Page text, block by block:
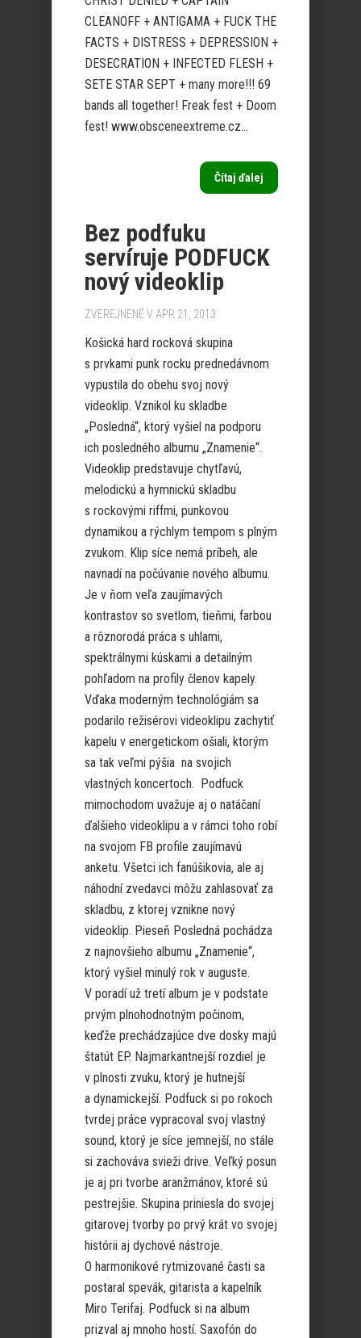
CLEANOFF + ANTIGAMA + FUCK THE
FACTS + DISTRESS + DEPRESSION +
DESECRATION + INFECTED FLESH +
SETE STAR SEPT + many more!!! 69
bands all together! Freak fest + Doom
fest! www.obsceneextreme.cz...
Čítaj ďalej
Bez podfuku
servíruje PODFUCK
nový videoklip
ZVEREJNENÉ V APR 21, 2013
Košická hard rocková skupina
s prvkami punk rocku prednedávnom
vypustila do obehu svoj nový
videoklip. Vznikol ku skladbe
„Posledná“, ktorý vyšiel na podporu
ich posledného albumu „Znamenie“.
Videoklip predstavuje chytľavú,
melodickú a hymnickú skladbu
s rockovými riffmi, punkovou
dynamikou a rýchlym tempom s plným
zvukom. Klip síce nemá príbeh, ale
navnadí na počúvanie nového albumu.
Je v ňom veľa zaujímavých
kontrastov so svetlom, tieňmi, farbou
a rôznorodá práca s uhlami,
spektrálnymi kúskami a detailným
pohľadom na profily členov kapely.
Vďaka moderným technológiám sa
podarilo režisérovi videoklipu zachytiť
kapelu v energetickom ošiali, ktorým
sa tak veľmi pýšia na svojich
vlastných koncertoch. Podfuck
mimochodom uvažuje aj o natáčaní
ďalšieho videoklipu a v rámci toho robí
na svojom FB profile zaujímavú
anketu. Všetci ich fanúšikovia, ale aj
náhodní zvedavci môžu zahlasovať za
skladbu, z ktorej vznikne nový
videoklip. Pieseň Posledná pochádza
z najnovšieho albumu „Znamenie“,
ktorý vyšiel minulý rok v auguste.
V poradí už tretí album je v podstate
prvým plnohodnotným počinom,
keďže prechádzajúce dve dosky majú
štatút EP. Najmarkantnejší rozdiel je
v plnosti zvuku, ktorý je hutnejší
a dynamickejší. Podfuck si po rokoch
tvrdej práce vypracoval svoj vlastný
sound, ktorý je síce jemnejší, no stále
si zachováva svieži drive. Veľký posun
je aj pri tvorbe aranžmánov, ktoré sú
pestrejšie. Skupina priniesla do svojej
gitarovej tvorby po prvý krát vo svojej
histórii aj dychové nástroje.
O harmonikové rytmizované časti sa
postaral spevák, gitarista a kapelník
Miro Terifaj. Podfuck si na album
prizval aj mnoho hostí. Saxofón do